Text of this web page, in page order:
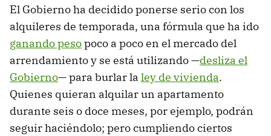
El Gobierno ha decidido ponerse serio con los
alquileres de temporada, una fórmula que ha ido
ganando pesopoco a poco en el mercado del
arrendamiento y se está utilizando —desliza el
Gobierno— para burlar la ley de vivienda.
Quienes quieran alquilar un apartamento
durante seis o doce meses, por ejemplo, podrán
seguir haciéndolo; pero cumpliendo ciertos